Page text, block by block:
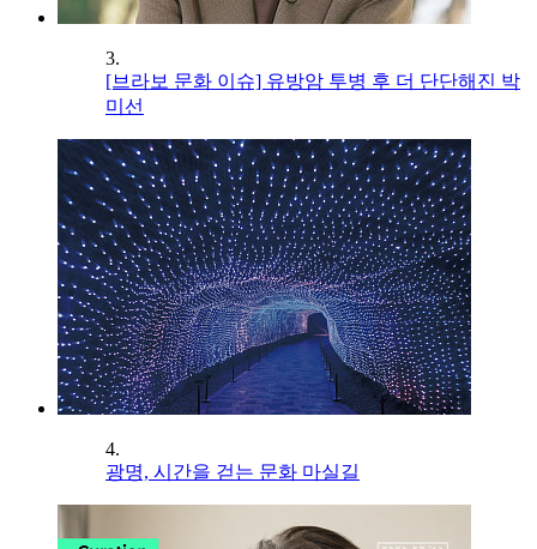
3.
[브라보 문화 이슈] 유방암 투병 후 더 단단해진 박
미선
4.
광명, 시간을 걷는 문화 마실길